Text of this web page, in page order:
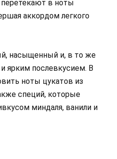
в ноты
аккордом легкого
насыщенный и, в то же
ярким послевкусием. В
ноты цукатов из
специй, которые
миндаля, ванили и